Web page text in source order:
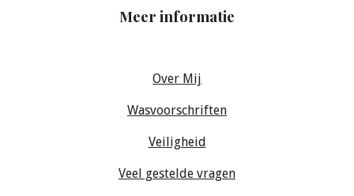
Meer informatie
Over Mij
Wasvoorschriften
Veiligheid
Veel gestelde vragen